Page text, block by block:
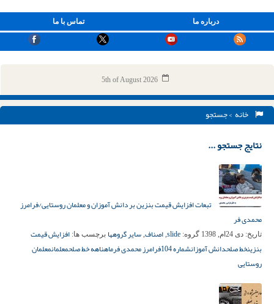
تماس با ما درباره ما
5th of August 2026
خانه > جستجو
نتایج جستجو ...
تبعات افزایش قیمت بنزین بر دانش آموزان و معلمان روستایی/فرامرز
محمدی فر
تاریخ: دی 24ام, 1398 گروه: slide
, اصناف, سایر گروهها برچسب ها: افزایش قیمت
بنزینخط صلحدانش آموزانشماره 104 فرامرز محمدی فرماهناهه خط صلحمعلمانمعلمان
روستایی